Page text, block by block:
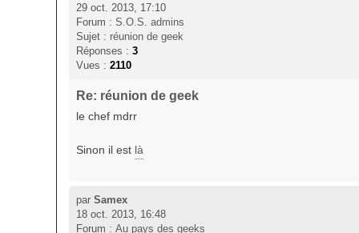
29 oct. 2013, 17:10
Forum : S.O.S. admins
Sujet : réunion de geek
Réponses : 3
Vues : 2110
Re: réunion de geek
le chef mdrr
Sinon il est là
par Samex
18 oct. 2013, 16:48
Forum : Au pays des geeks